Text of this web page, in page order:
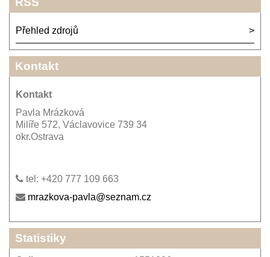
Přehled zdrojů
Kontakt
Kontakt
Pavla Mrázková
Milíře 572, Václavovice 739 34
okr.Ostrava
tel: +420 777 109 663
mrazkova-pavla@seznam.cz
Statistiky